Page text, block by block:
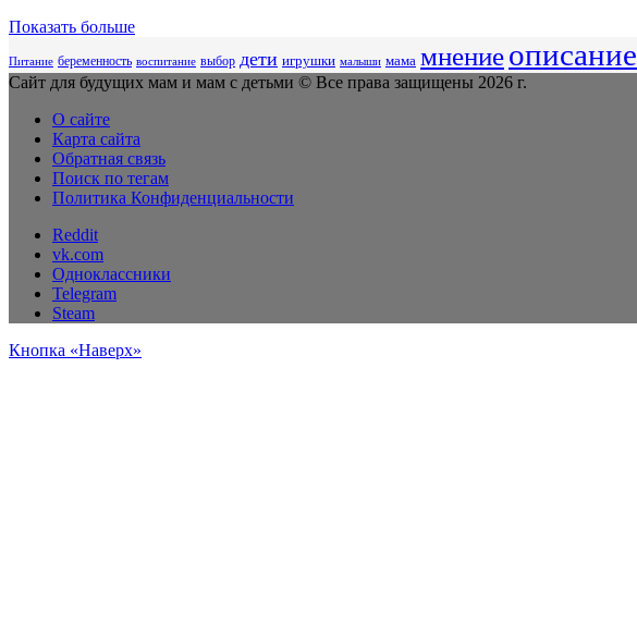
Показать больше
Питание беременность воспитание выбор дети игрушки малыши мама мнениеописание
Сайт для будущих мам и мам с детьми © Все права защищены 2026 г.
О сайте
Карта сайта
Обратная связь
Поиск по тегам
Политика Конфиденциальности
Reddit
vk.com
Одноклассники
Telegram
Steam
Кнопка «Наверх»